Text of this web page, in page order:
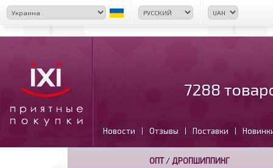
7288
Новости | Отзывы | Поставки |
ОПТ/ ДРОПШИППИНГ